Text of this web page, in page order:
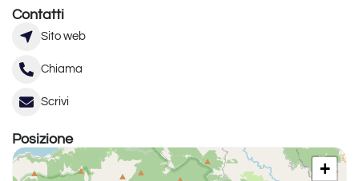
Contatti
Sito web
Chiama
Scrivi
Posizione
+